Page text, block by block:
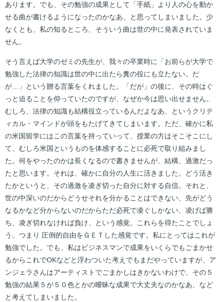
あります。でも、その勉強の成果として「手紙」より人の心を動か
せる曲が書けるようになったのかなあ、と思ってしまいました。少
なくとも、私の知るところ、そういう曲は世の中に発表されていま
せん。
そう言えば大学のゼミの先生が、我々の卒業時に「お前らが大学で
勉強した法律の知識は世の中に出たら糞の役にも立たない。だ
が…」という贈る言葉をくれました。「だが」の後に、その時はぐ
っと迫ることを仰っていたのですが、なぜか今は思い出せません。
むしろ、法律の知識も結構役立っているんだよなあ、というクリテ
ィカル・マインドが頭をもたげてきてしまいます。ただ、確かに私
の米国留学にはこの言葉を持っていって、授業の方はそこそこにし
て、むしろ米国というものを体感することに必死で取り組みまし
た。何をやったのかは長くなるので書きませんが、結構、過激だっ
たと思います。それは、確かに自分の人生に活きました。どう活き
たかというと、その過激を凌ぎ切った自分に対する自信。それと、
世の中深いのだからどうせそれを分かることはできない、先がどう
なるかなど分からないのだからただ必死で凌ぐしかない、凌げば勝
ち、凌ぎ切れなければ負け、という感覚。これらを得たことでしょ
う。つまり 圧倒的自由をＧＥＴした感覚です。私にとってはこれが
勉強でした。でも、私はビジネスマンで成果をいくらでもごまかせ
るからこれでOKなどと浮わついた考えでもまだやっていますが、ア
ンジェラさんはアーティストでごまかしはきかないわけで、その５
勉強の結果５が５０色とかの曖昧な成果で大丈夫なのかなあ、など
と考えてしまいました。